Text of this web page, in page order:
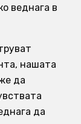
веднага в
нашата
да
да